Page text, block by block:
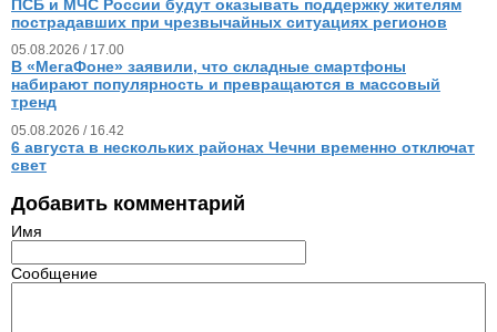
ПСБ и МЧС России будут оказывать поддержку жителям
пострадавших при чрезвычайных ситуациях регионов
05.08.2026 / 17.00
В «МегаФоне» заявили, что складные смартфоны
набирают популярность и превращаются в массовый
тренд
05.08.2026 / 16.42
6 августа в нескольких районах Чечни временно отключат
свет
Добавить комментарий
Имя
Сообщение